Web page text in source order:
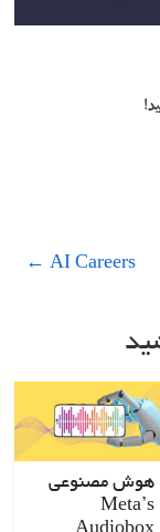
AI Careers
←
هوش مصنوعی
Meta’s